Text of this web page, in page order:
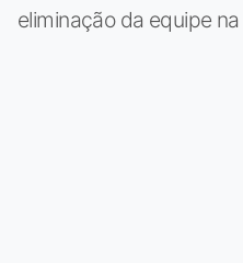
eliminação da equipe